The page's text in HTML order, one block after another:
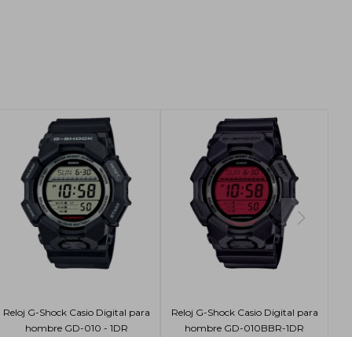
Reloj G-Shock Casio Digital para
hombre GD-010 - 1DR
Reloj G-Shock Casio Digital para
hombre GD-010BBR-1DR